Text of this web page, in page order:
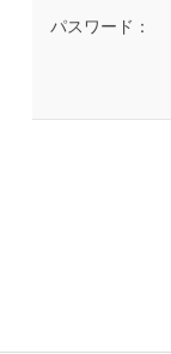
パスワード：